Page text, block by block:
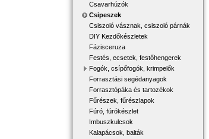
Csavarhúzók
Csipeszek
Csiszoló vásznak, csiszoló párnák
DIY Kezdőkészletek
Fázisceruza
Festés, ecsetek, festőhengerek
Fogók, csípőfogók, krimpelők
Forrasztási segédanyagok
Forrasztópáka és tartozékok
Fűrészek, fűrészlapok
Fúró, fúrókészlet
Imbuszkulcsok
Kalapácsok, balták